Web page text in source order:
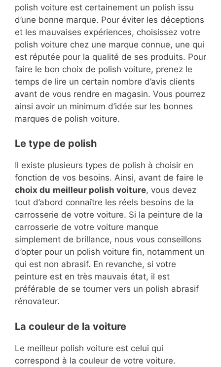
polish voiture est certainement un polish issu
d’une bonne marque. Pour éviter les déceptions
et les mauvaises expériences, choisissez votre
polish voiture chez une marque connue, une qui
est réputée pour la qualité de ses produits. Pour
faire le bon choix de polish voiture, prenez le
temps de lire un certain nombre d’avis clients
avant de vous rendre en magasin. Vous pourrez
ainsi avoir un minimum d’idée sur les bonnes
marques de polish voiture.
Le type de polish
Il existe plusieurs types de polish à choisir en
fonction de vos besoins. Ainsi, avant de faire le
choix du meilleur polish voiture, vous devez
tout d’abord connaître les réels besoins de la
carrosserie de votre voiture. Si la peinture de la
carrosserie de votre voiture manque
simplement de brillance, nous vous conseillons
d’opter pour un polish voiture fin, notamment un
qui est non abrasif. En revanche, si votre
peinture est en très mauvais état, il est
préférable de se tourner vers un polish abrasif
rénovateur.
La couleur de la voiture
Le meilleur polish voiture est celui qui
correspond à la couleur de votre voiture.